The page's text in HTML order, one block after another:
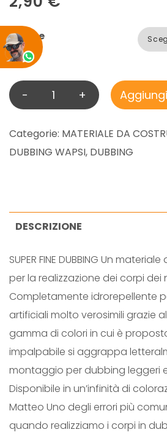
Colore
S
U
P
E
N
D
U
B
B
I
N
G
q
u
a
- +
Categorie: MATERIALE DA
DUBBING WAPSI, DUBBING
DESCRIZIONE
SUPER FINE DUBBING Un
per la realizzazione dei corpi dei
Completamente idrorepellente
artificiali molto verosimili grazie
gamma di colori in cui è
impalpabile si aggrappa
montaggio per dubbing leggeri
Disponibile in un’infinità di
Matteo Uno degli errori più
quando realizziamo i corpi in